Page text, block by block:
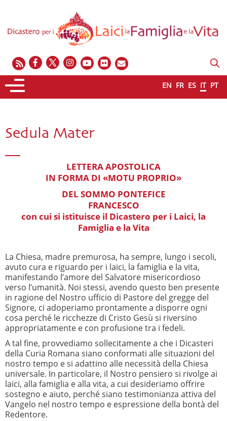
EN FR ES IT PT
Sedula Mater
LETTERA APOSTOLICA
IN FORMA DI «MOTU PROPRIO»
DEL SOMMO PONTEFICE
FRANCESCO
con cui si istituisce il Dicastero per i Laici, la
Famiglia e la Vita
La Chiesa, madre premurosa, ha sempre, lungo i secoli,
avuto cura e riguardo per i laici, la famiglia e la vita,
manifestando l’amore del Salvatore misericordioso
verso l’umanità. Noi stessi, avendo questo ben presente
in ragione del Nostro ufficio di Pastore del gregge del
Signore, ci adoperiamo prontamente a disporre ogni
cosa perché le ricchezze di Cristo Gesù si riversino
appropriatamente e con profusione tra i fedeli.
A tal fine, provvediamo sollecitamente a che i Dicasteri
della Curia Romana siano conformati alle situazioni del
nostro tempo e si adattino alle necessità della Chiesa
universale. In particolare, il Nostro pensiero si rivolge ai
laici, alla famiglia e alla vita, a cui desideriamo offrire
sostegno e aiuto, perché siano testimonianza attiva del
Vangelo nel nostro tempo e espressione della bontà del
Redentore.